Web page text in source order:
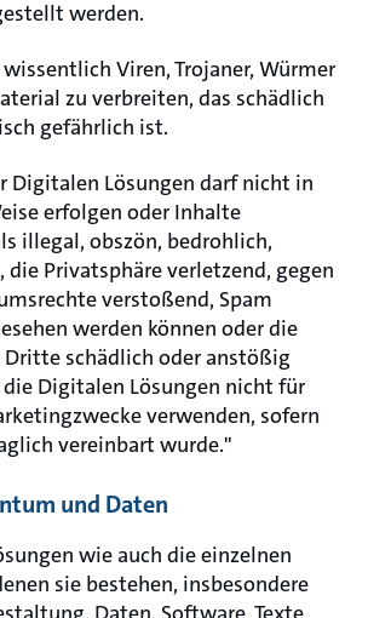
werden.
Viren, Trojaner, Würmer
zu verbreiten, das schädlich
gefährlich ist.
Digitalen Lösungen darf nicht in
erfolgen oder Inhalte
illegal, obszön, bedrohlich,
die Privatsphäre verletzend, gegen
verstoßend, Spam
werden können oder die
schädlich oder anstößig
die Digitalen Lösungen nicht für
verwenden, sofern
vereinbart wurde."
und Daten
wie auch die einzelnen
sie bestehen, insbesondere